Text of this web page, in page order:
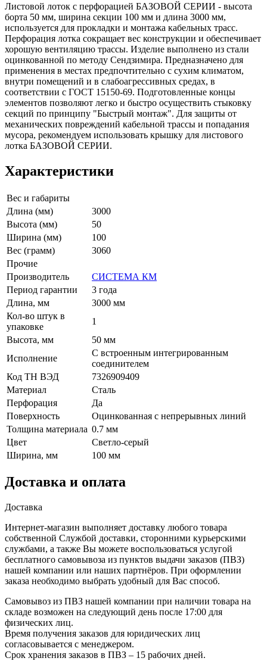
Листовой лоток с перфорацией БАЗОВОЙ СЕРИИ - высота
борта 50 мм, ширина секции 100 мм и длина 3000 мм,
используется для прокладки и монтажа кабельных трасс.
Перфорация лотка сокращает вес конструкции и обеспечивает
хорошую вентиляцию трассы. Изделие выполнено из стали
оцинкованной по методу Сендзимира. Предназначено для
применения в местах предпочтительно с сухим климатом,
внутри помещений и в слабоагрессивных средах, в
соответствии с ГОСТ 15150-69. Подготовленные концы
элементов позволяют легко и быстро осуществить стыковку
секций по принципу "Быстрый монтаж". Для защиты от
механических повреждений кабельной трассы и попадания
мусора, рекомендуем использовать крышку для листового
лотка БАЗОВОЙ СЕРИИ.
Характеристики
Вес и габариты
Длина (мм)
3000
Высота (мм)
50
Ширина (мм)
100
Вес (грамм)
3060
Прочие
Производитель
СИСТЕМА КМ
Период гарантии
3 года
Длина, мм
3000 мм
Кол-во штук в
упаковке
1
Высота, мм
50 мм
Исполнение
С встроенным интегрированным
соединителем
Код ТН ВЭД
7326909409
Материал
Сталь
Перфорация
Да
Поверхность
Оцинкованная с непрерывных линий
Толщина материала 0.7 мм
Цвет
Светло-серый
Ширина, мм
100 мм
Доставка и оплата
Доставка
Интернет-магазин выполняет доставку любого товара
собственной Службой доставки, сторонними курьерскими
службами, а также Вы можете воспользоваться услугой
бесплатного самовывоза из пунктов выдачи заказов (ПВЗ)
нашей компании или наших партнёров. При оформлении
заказа необходимо выбрать удобный для Вас способ.
Самовывоз из ПВЗ нашей компании при наличии товара на
складе возможен на следующий день после 17:00 для
физических лиц.
Время получения заказов для юридических лиц
согласовывается с менеджером.
Срок хранения заказов в ПВЗ – 15 рабочих дней.